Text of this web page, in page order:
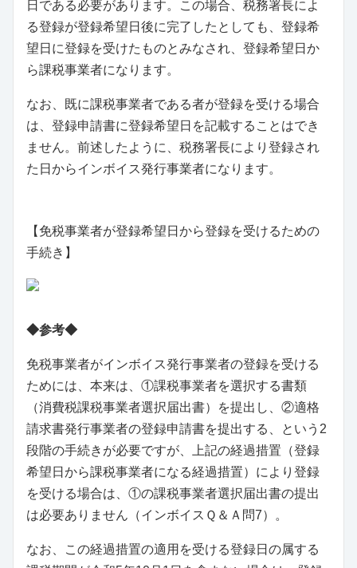
日である必要があります。この場合、税務署長によ
る登録が登録希望日後に完了したとしても、登録希
望日に登録を受けたものとみなされ、登録希望日か
ら課税事業者になります。
なお、既に課税事業者である者が登録を受ける場合
は、登録申請書に登録希望日を記載することはでき
ません。前述したように、税務署長により登録され
た日からインボイス発行事業者になります。
【免税事業者が登録希望日から登録を受けるための
手続き】
◆参考◆
免税事業者がインボイス発行事業者の登録を受ける
ためには、本来は、①課税事業者を選択する書類
（消費税課税事業者選択届出書）を提出し、②適格
請求書発行事業者の登録申請書を提出する、という2
段階の手続きが必要ですが、上記の経過措置（登録
希望日から課税事業者になる経過措置）により登録
を受ける場合は、①の課税事業者選択届出書の提出
は必要ありません（インボイスＱ＆Ａ問7）。
なお、この経過措置の適用を受ける登録日の属する